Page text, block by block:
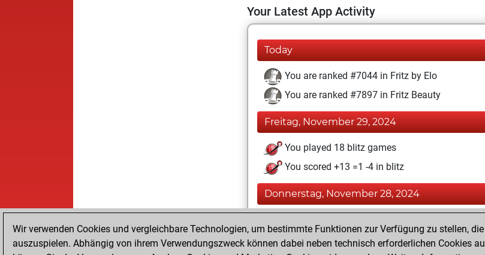
Your Latest App Activity
Today
You are ranked #7044 in Fritz by Elo
You are ranked #7897 in Fritz Beauty
Freitag, November 29, 2024
You played 18 blitz games
You scored +13 =1 -4 in blitz
Donnerstag, November 28, 2024
You achieved a new Elo of 1610
Wir verwenden Cookies und vergleichbare Technologien, um bestimmte Funktionen zur Verfügung zu stellen,
auszuspielen. Abhängig von ihrem Verwendungszweck können dabei neben technisch erforderlichen Cookies